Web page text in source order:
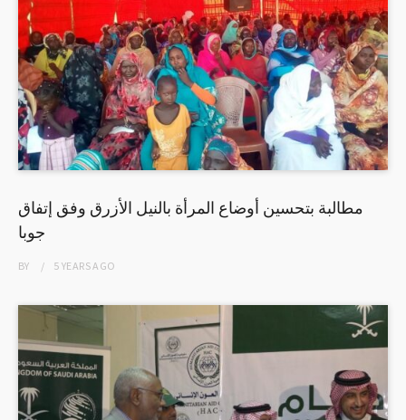
مطالبة بتحسين أوضاع المرأة بالنيل الأزرق وفق إتفاق
جوبا
BY 5 YEARSAGO